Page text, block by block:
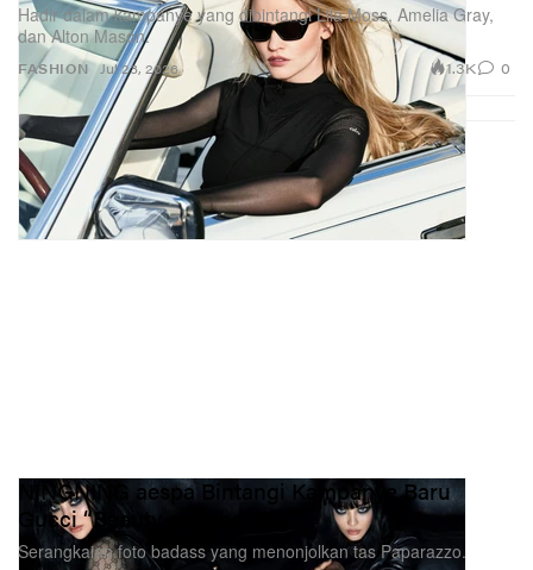
FASHION
Hadir dalam kampanye yang dibintangi Lila Moss, Amelia Gray,
dan Alton Mason.
Jul 23, 2026 1.3K 0
NINGNING aespa Bintangi Kampanye Baru
Gucci “Beauty and the Bag”
Serangkaian foto badass yang menonjolkan tas Paparazzo.